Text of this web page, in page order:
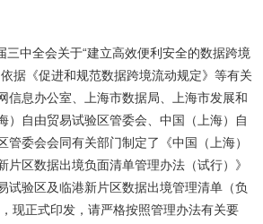
三中全会关于“建立高效便利安全的数据跨境
据《促进和规范数据跨境流动规定》等有关
信息办公室、上海市数据局、上海市发展和
）自由贸易试验区管委会、中国（上海）自
管委会会同有关部门制定了《中国（上海）
片区数据出境负面清单管理办法（试行）》
试验区及临港新片区数据出境管理清单（负
现正式印发，请严格按照管理办法有关要